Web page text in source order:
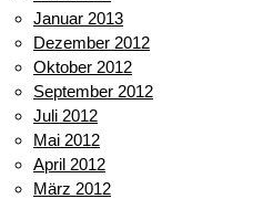
Januar 2013
Dezember 2012
Oktober 2012
September 2012
Juli 2012
Mai 2012
April 2012
März 2012